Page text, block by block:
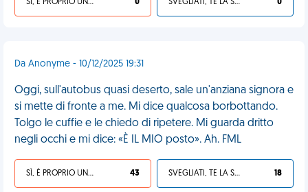
SÌ, È PROPRIO UNA VDM! 0 SVEGLIATI, TE LA SEI CERCATA! 0
Da Anonyme - 10/12/2025 19:31
Oggi, sull'autobus quasi deserto, sale un'anziana signora e
si mette di fronte a me. Mi dice qualcosa borbottando.
Tolgo le cuffie e le chiedo di ripetere. Mi guarda dritto
negli occhi e mi dice: «È IL MIO posto». Ah. FML
SÌ, È PROPRIO UNA VDM! 43 SVEGLIATI, TE LA SEI CERCATA! 18